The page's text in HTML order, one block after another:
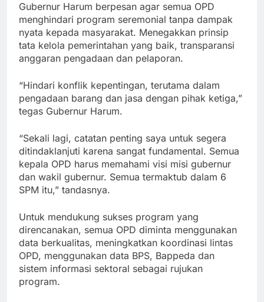
Gubernur Harum berpesan agar semua OPD
menghindari program seremonial tanpa dampak
nyata kepada masyarakat. Menegakkan prinsip
tata kelola pemerintahan yang baik, transparansi
anggaran pengadaan dan pelaporan.
“Hindari konflik kepentingan, terutama dalam
pengadaan barang dan jasa dengan pihak ketiga,”
tegas Gubernur Harum.
“Sekali lagi, catatan penting saya untuk segera
ditindaklanjuti karena sangat fundamental. Semua
kepala OPD harus memahami visi misi gubernur
dan wakil gubernur. Semua termaktub dalam 6
SPM itu,” tandasnya.
Untuk mendukung sukses program yang
direncanakan, semua OPD diminta menggunakan
data berkualitas, meningkatkan koordinasi lintas
OPD, menggunakan data BPS, Bappeda dan
sistem informasi sektoral sebagai rujukan
program.